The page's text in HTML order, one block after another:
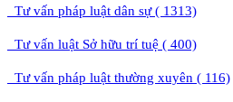
Tư vấn pháp luật dân sự ( 1313)
Tư vấn luật Sở hữu trí tuệ ( 400)
Tư vấn pháp luật thường xuyên ( 116)